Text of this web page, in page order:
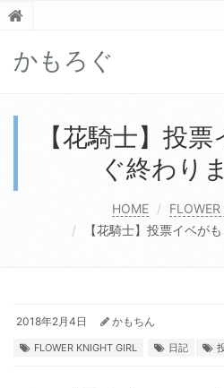
かもろぐ
【花騎士】投
ぐ終わり
HOME
FLOWER
【花騎士】投票イベが
2018年2月4日 かもちん
FLOWER KNIGHT GIRL 日記